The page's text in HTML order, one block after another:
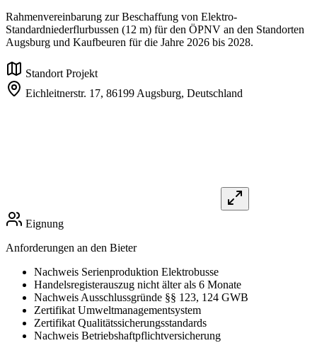
Rahmenvereinbarung zur Beschaffung von Elektro-
Standardniederflurbussen (12 m) für den ÖPNV an den Standorten
Augsburg und Kaufbeuren für die Jahre 2026 bis 2028.
Standort Projekt
Eichleitnerstr. 17, 86199 Augsburg, Deutschland
Eignung
Anforderungen an den Bieter
Nachweis Serienproduktion Elektrobusse
Handelsregisterauszug nicht älter als 6 Monate
Nachweis Ausschlussgründe §§ 123, 124 GWB
Zertifikat Umweltmanagementsystem
Zertifikat Qualitätssicherungsstandards
Nachweis Betriebshaftpflichtversicherung